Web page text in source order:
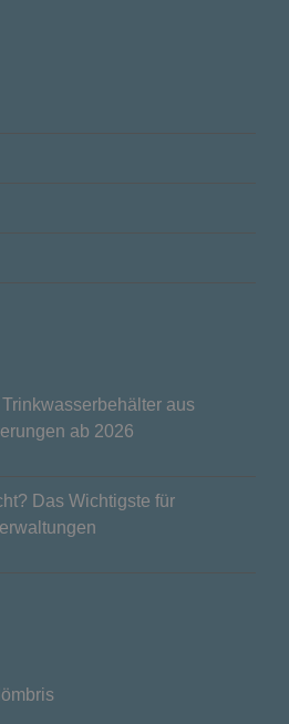
aus
ab 2026
Das Wichtigste für